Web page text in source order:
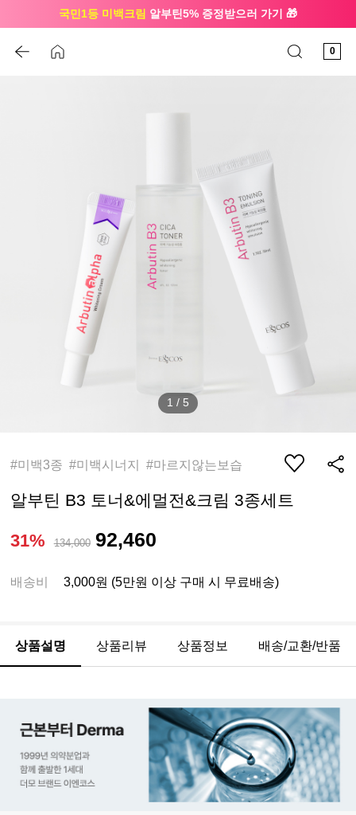
국민1등 미백크림 알부틴5% 증정받으러 가기 🎁
0
1 / 5
#미백3종 #미백시너지 #마르지않는보습
알부틴 B3 토너&에멀전&크림 3종세트
31% 134,000 92,460
배송비 3,000원 (5만원 이상 구매 시 무료배송)
상품설명 상품리뷰 상품정보 배송/교환/반품